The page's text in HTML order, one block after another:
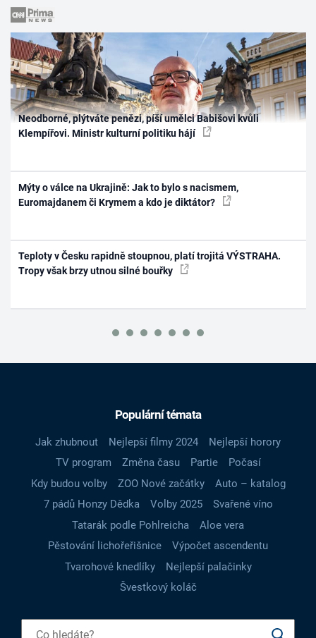
Neodborné, plýtváte penězi, píší umělci Babišovi kvůli
Klempířovi. Ministr kulturní politiku hájí
Mýty o válce na Ukrajině: Jak to bylo s nacismem,
Euromajdanem či Krymem a kdo je diktátor?
Teploty v Česku rapidně stoupnou, platí trojitá VÝSTRAHA.
Tropy však brzy utnou silné bouřky
Populární témata
Jak zhubnout Nejlepší filmy 2024
Nejlepší horory
TV program
Změna času Partie
Počasí
Kdy budou volby
ZOO Nové začátky
Auto – katalog
7 pádů Honzy Dědka
Volby 2025
Svařené víno
Tatarák podle Pohlreicha
Aloe vera
Pěstování lichořeřišnice
Výpočet ascendentu
Tvarohové knedlíky
Nejlepší palačinky
Švestkový koláč